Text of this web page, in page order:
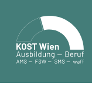
content